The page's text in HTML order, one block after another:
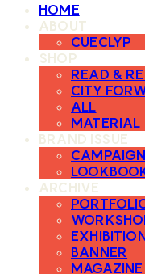
HOME
ABOUT
CUECLYP
SHOP
READ &
CITY
ALL
MATERIAL
BRAND ISSUE
CAMPAIGN
ARCHIVE
BANNER
MAGAZINE